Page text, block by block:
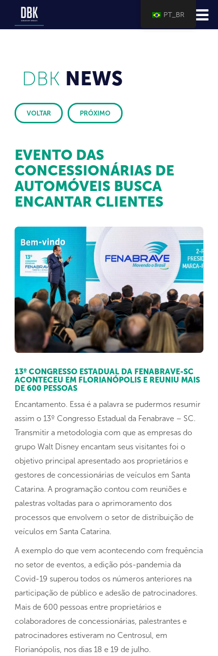
DBK NEWS
VOLTAR PRÓXIMO
EVENTO DAS
CONCESSIONÁRIAS DE
AUTOMÓVEIS BUSCA
ENCANTAR CLIENTES
13º CONGRESSO ESTADUAL DA FENABRAVE-SC
ACONTECEU EM FLORIANÓPOLIS E REUNIU MAIS
DE 600 PESSOAS
Encantamento. Essa é a palavra se pudermos resumir
assim o 13º Congresso Estadual da Fenabrave – SC.
Transmitir a metodologia com que as empresas do
grupo Walt Disney encantam seus visitantes foi o
objetivo principal apresentado aos proprietários e
gestores de concessionárias de veículos em Santa
Catarina. A programação contou com reuniões e
palestras voltadas para o aprimoramento dos
processos que envolvem o setor de distribuição de
veículos em Santa Catarina.
A exemplo do que vem acontecendo com frequência
no setor de eventos, a edição pós-pandemia da
Covid-19 superou todos os números anteriores na
participação de público e adesão de patrocinadores.
Mais de 600 pessoas entre proprietários e
colaboradores de concessionárias, palestrantes e
patrocinadores estiveram no Centrosul, em
Florianópolis, nos dias 18 e 19 de julho.
PT_BR